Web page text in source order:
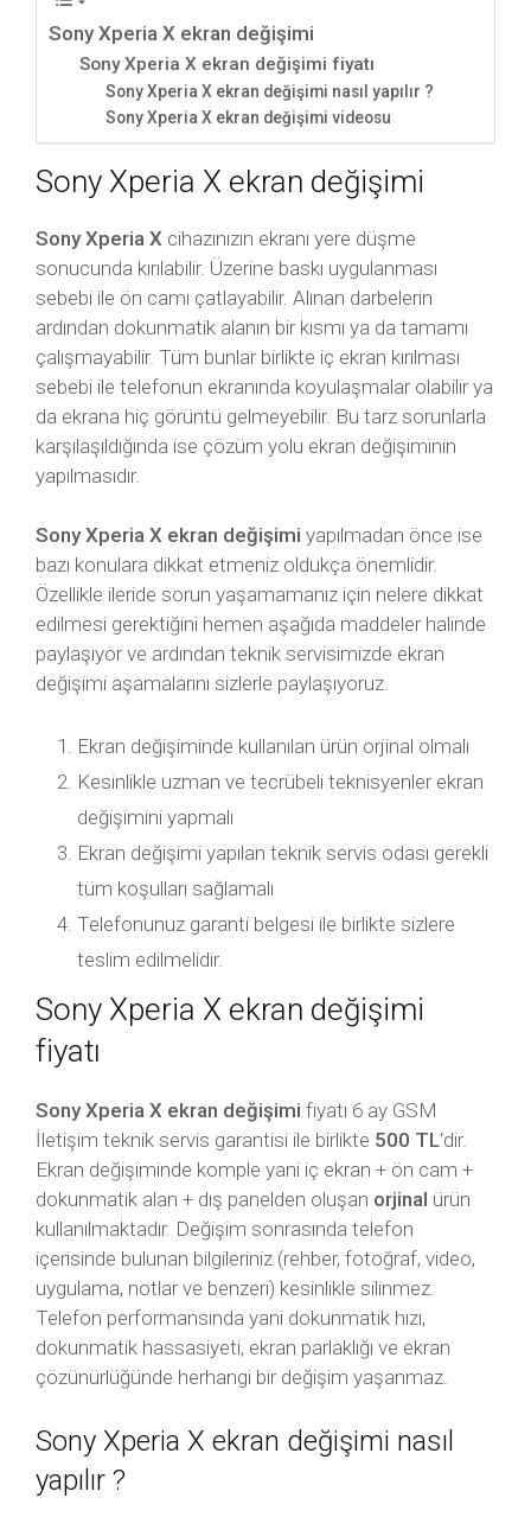
Sony Xperia X ekran değişimi
Sony Xperia X ekran değişimi fiyatı
Sony Xperia X ekran değişimi nasıl yapılır ?
Sony Xperia X ekran değişimi videosu
Sony Xperia X ekran değişimi
Sony Xperia X cihazınızın ekranı yere düşme
sonucunda kırılabilir. Üzerine baskı uygulanması
sebebi ile ön camı çatlayabilir. Alınan darbelerin
ardından dokunmatik alanın bir kısmı ya da tamamı
çalışmayabilir. Tüm bunlar birlikte iç ekran kırılması
sebebi ile telefonun ekranında koyulaşmalar olabilir ya
da ekrana hiç görüntü gelmeyebilir. Bu tarz sorunlarla
karşılaşıldığında ise çözüm yolu ekran değişiminin
yapılmasıdır.
Sony Xperia X ekran değişimi yapılmadan önce ise
bazı konulara dikkat etmeniz oldukça önemlidir.
Özellikle ileride sorun yaşamamanız için nelere dikkat
edilmesi gerektiğini hemen aşağıda maddeler halinde
paylaşıyor ve ardından teknik servisimizde ekran
değişimi aşamalarını sizlerle paylaşıyoruz.
Ekran değişiminde kullanılan ürün orjinal olmalı
Kesinlikle uzman ve tecrübeli teknisyenler ekran
değişimini yapmalı
Ekran değişimi yapılan teknik servis odası gerekli
tüm koşulları sağlamalı
Telefonunuz garanti belgesi ile birlikte sizlere
teslim edilmelidir.
Sony Xperia X ekran değişimi
fiyatı
Sony Xperia X ekran değişimi fiyatı 6 ay GSM
İletişim teknik servis garantisi ile birlikte 500 TL‘dir.
Ekran değişiminde komple yani iç ekran + ön cam +
dokunmatik alan + dış panelden oluşan orjinal ürün
kullanılmaktadır. Değişim sonrasında telefon
içerisinde bulunan bilgileriniz (rehber, fotoğraf, video,
uygulama, notlar ve benzeri) kesinlikle silinmez.
Telefon performansında yani dokunmatik hızı,
dokunmatik hassasiyeti, ekran parlaklığı ve ekran
çözünürlüğünde herhangi bir değişim yaşanmaz.
Sony Xperia X ekran değişimi nasıl
yapılır ?